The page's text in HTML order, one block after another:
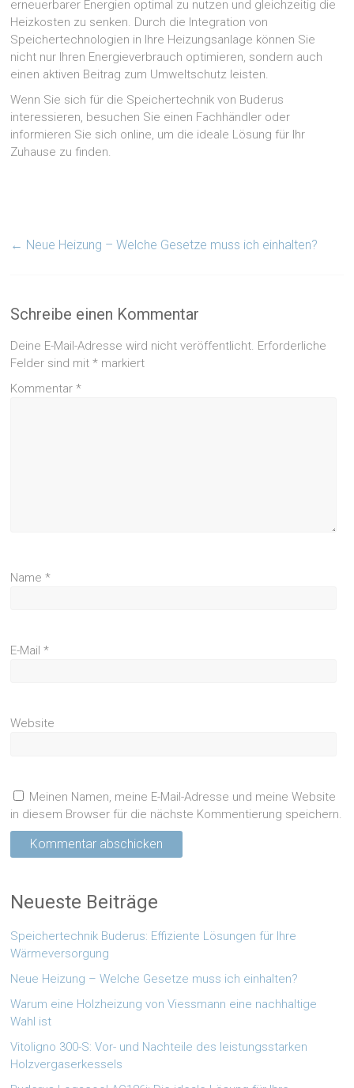
erneuerbarer Energien optimal zu nutzen und gleichzeitig die
Heizkosten zu senken. Durch die Integration von
Speichertechnologien in Ihre Heizungsanlage können Sie
nicht nur Ihren Energieverbrauch optimieren, sondern auch
einen aktiven Beitrag zum Umweltschutz leisten.
Wenn Sie sich für die Speichertechnik von Buderus
interessieren, besuchen Sie einen Fachhändler oder
informieren Sie sich online, um die ideale Lösung für Ihr
Zuhause zu finden.
← Neue Heizung – Welche Gesetze muss ich einhalten?
Schreibe einen Kommentar
Deine E-Mail-Adresse wird nicht veröffentlicht. Erforderliche
Felder sind mit* markiert
Kommentar*
Name*
E-Mail*
Website
Meinen Namen, meine E-Mail-Adresse und meine Website
in diesem Browser für die nächste Kommentierung speichern.
Neueste Beiträge
Speichertechnik Buderus: Effiziente Lösungen für Ihre
Wärmeversorgung
Neue Heizung – Welche Gesetze muss ich einhalten?
Warum eine Holzheizung von Viessmann eine nachhaltige
Wahl ist
Vitoligno 300-S: Vor- und Nachteile des leistungsstarken
Holzvergaserkessels